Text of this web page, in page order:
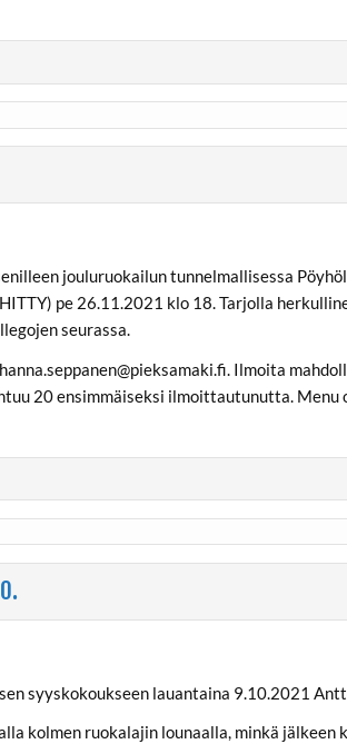
jouluruokailun tunnelmallisessa
pe 26.11.2021 klo 18. Tarjolla
seurassa.
Ilmoita
20 ensimmäiseksi ilmoittautunutta. Menu
syyskokoukseen lauantaina 9.10.2021
kolmen ruokalajin lounaalla, minkä jälkeen